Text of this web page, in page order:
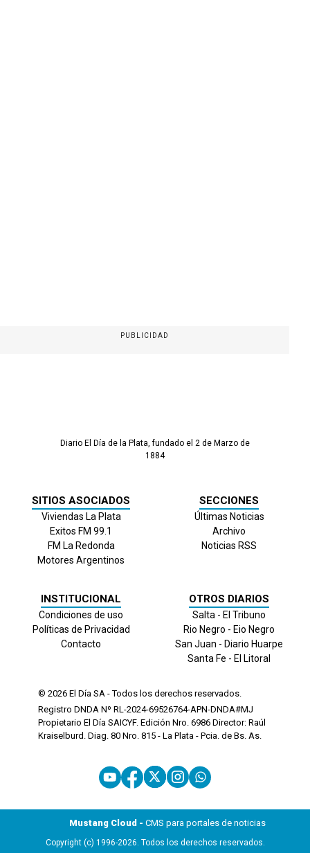
PUBLICIDAD
Diario El Día de la Plata, fundado el 2 de Marzo de
1884
SITIOS ASOCIADOS
Viviendas La Plata
Exitos FM 99.1
FM La Redonda
Motores Argentinos
SECCIONES
Últimas Noticias
Archivo
Noticias RSS
INSTITUCIONAL
Condiciones de uso
Políticas de Privacidad
Contacto
OTROS DIARIOS
Salta - El Tribuno
Rio Negro - Eio Negro
San Juan - Diario Huarpe
Santa Fe - El Litoral
© 2026 El Día SA - Todos los derechos reservados.
Registro DNDA Nº RL-2024-69526764-APN-DNDA#MJ
Propietario El Día SAICYF. Edición Nro. 6986 Director: Raúl
Kraiselburd. Diag. 80 Nro. 815 - La Plata - Pcia. de Bs. As.
Mustang Cloud - CMS para portales de noticias
Copyright (c) 1996-2026. Todos los derechos reservados.